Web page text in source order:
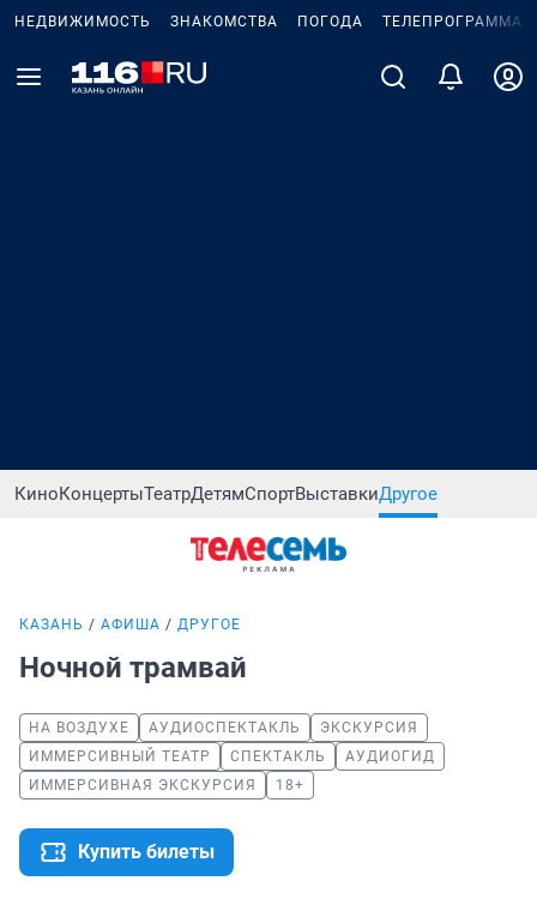
НЕДВИЖИМОСТЬ ЗНАКОМСТВА ПОГОДА ТЕЛЕПРОГРАММА
КиноКонцертыТеатрДетямСпортВыставкиДругое
КАЗАНЬ АФИША ДРУГОЕ
Ночной трамвай
НА ВОЗДУХЕ АУДИОСПЕКТАКЛЬ
ЭКСКУРСИЯ
ИММЕРСИВНЫЙ ТЕАТР
СПЕКТАКЛЬ
АУДИОГИД
ИММЕРСИВНАЯ ЭКСКУРСИЯ
18+
Купить билеты